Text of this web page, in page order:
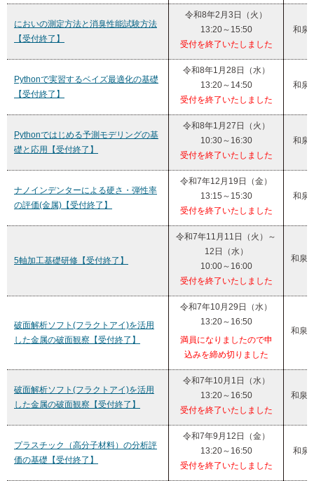
においの測定方法と消臭性能試験方法
【受付終了】
令和8年2月3日（火）
13:20～15:50
受付を終了いたしました
和泉
Pythonで実習するベイズ最適化の基礎
【受付終了】
令和8年1月28日（水）
13:20～14:50
受付を終了いたしました
和泉
Pythonではじめる予測モデリングの基
礎と応用【受付終了】
令和8年1月27日（火）
10:30～16:30
受付を終了いたしました
和泉
ナノインデンターによる硬さ・弾性率
の評価(金属)【受付終了】
令和7年12月19日（金）
13:15～15:30
受付を終了いたしました
和泉
5軸加工基礎研修【受付終了】
令和7年11月11日（火）～
12日（水）
10:00～16:00
受付を終了いたしました
和泉
破面解析ソフト(フラクトアイ)を活用
した金属の破面観察【受付終了】
令和7年10月29日（水）
13:20～16:50
満員になりましたので申
込みを締め切りました
和泉
破面解析ソフト(フラクトアイ)を活用
した金属の破面観察【受付終了】
令和7年10月1日（水）
13:20～16:50
受付を終了いたしました
和泉
プラスチック（高分子材料）の分析評
価の基礎【受付終了】
令和7年9月12日（金）
13:20～16:50
受付を終了いたしました
和泉